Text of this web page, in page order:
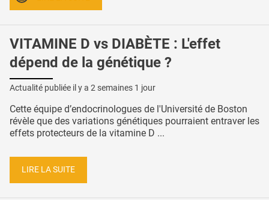
VITAMINE D vs DIABÈTE : L'effet
dépend de la génétique ?
Actualité publiée il y a 2 semaines 1 jour
Cette équipe d’endocrinologues de l'Université de Boston
révèle que des variations génétiques pourraient entraver les
effets protecteurs de la vitamine D ...
LIRE LA SUITE